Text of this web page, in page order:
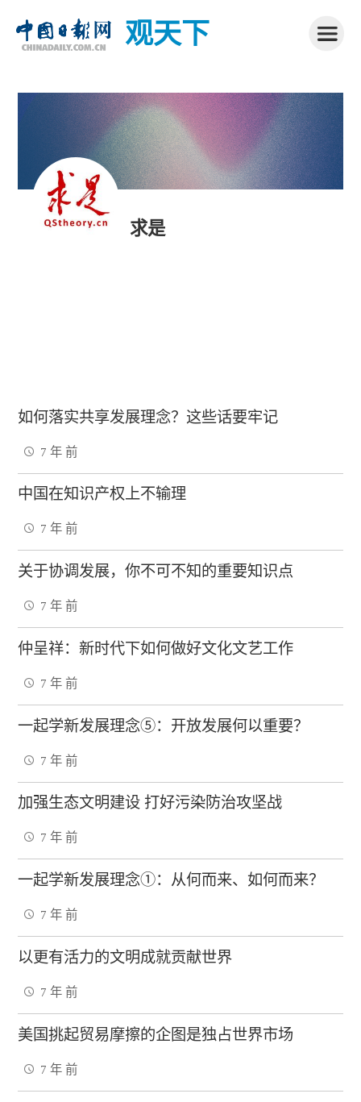
观天下
求是
如何落实共享发展理念？这些话要牢记
7 年 前
中国在知识产权上不输理
7 年 前
关于协调发展，你不可不知的重要知识点
7 年 前
仲呈祥：新时代下如何做好文化文艺工作
7 年 前
一起学新发展理念⑤：开放发展何以重要？
7 年 前
加强生态文明建设 打好污染防治攻坚战
7 年 前
一起学新发展理念①：从何而来、如何而来？
7 年 前
以更有活力的文明成就贡献世界
7 年 前
美国挑起贸易摩擦的企图是独占世界市场
7 年 前